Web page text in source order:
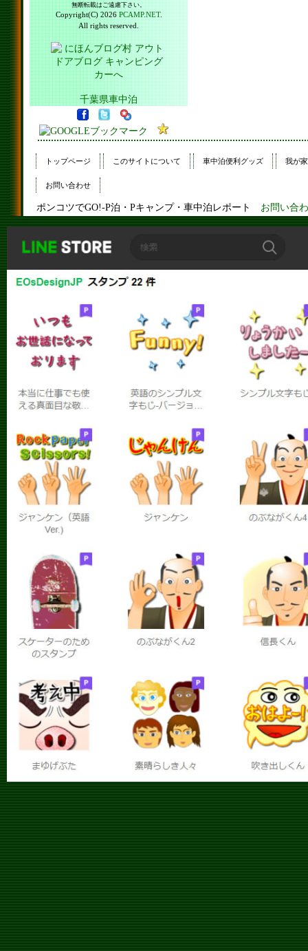
無断転載はご遠慮下さい。
Copyright(C) 2026 PCAMP.NET.
All rights reserved.
千葉県車中泊
トップページ このサイトについて 車中泊便利グッズ 我が
お問い合わせ
ポンコツでGO!-P泊・Pキャンプ・車中泊レポート お問い合